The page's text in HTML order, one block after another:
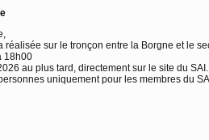
réalisée sur le tronçon entre la Borgne et le
18h00
au plus tard, directement sur le site du SAI.
uniquement pour les membres du